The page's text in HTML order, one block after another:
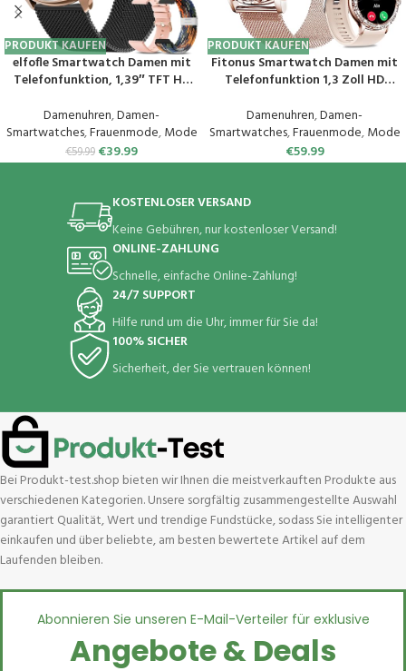
PRODUKT KAUFEN
elfofle Smartwatch Damen mit
Telefonfunktion, 1,39″ TFT HD
mit 120 Sport SpO2 Pulsuhr
Menstruationszyklus
Schlafmonitor,Armbanduhr für
iOS Android (Schwarz Gold)
Damenuhren,Damen-
Smartwatches,Frauenmode,Mode
€59.99 €39.99
PRODUKT KAUFEN
Fitonus Smartwatch Damen mit
Telefonfunktion 1,3 Zoll HD
Periodenverfolgung, 110+ Sport,
Herzfrequenz, SpO2
Schlafmonitor, IP68 Fitnessuhr
Tracker für iOS Android
Damenuhren,Damen-
Smartwatches,Frauenmode,Mode
€59.99
KOSTENLOSER VERSAND
Keine Gebühren, nur kostenloser Versand!
ONLINE-ZAHLUNG
Schnelle, einfache Online-Zahlung!
24/7 SUPPORT
Hilfe rund um die Uhr, immer für Sie da!
100% SICHER
Sicherheit, der Sie vertrauen können!
Bei Produkt-test.shop bieten wir Ihnen die meistverkauften Produkte aus
verschiedenen Kategorien. Unsere sorgfältig zusammengestellte Auswahl
garantiert Qualität, Wert und trendige Fundstücke, sodass Sie intelligenter
einkaufen und über beliebte, am besten bewertete Artikel auf dem
Laufenden bleiben.
Abonnieren Sie unseren E-Mail-Verteiler für exklusive
Angebote & Deals